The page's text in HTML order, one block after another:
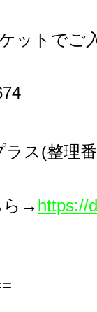
ットでご
ラス(整理
→ https://